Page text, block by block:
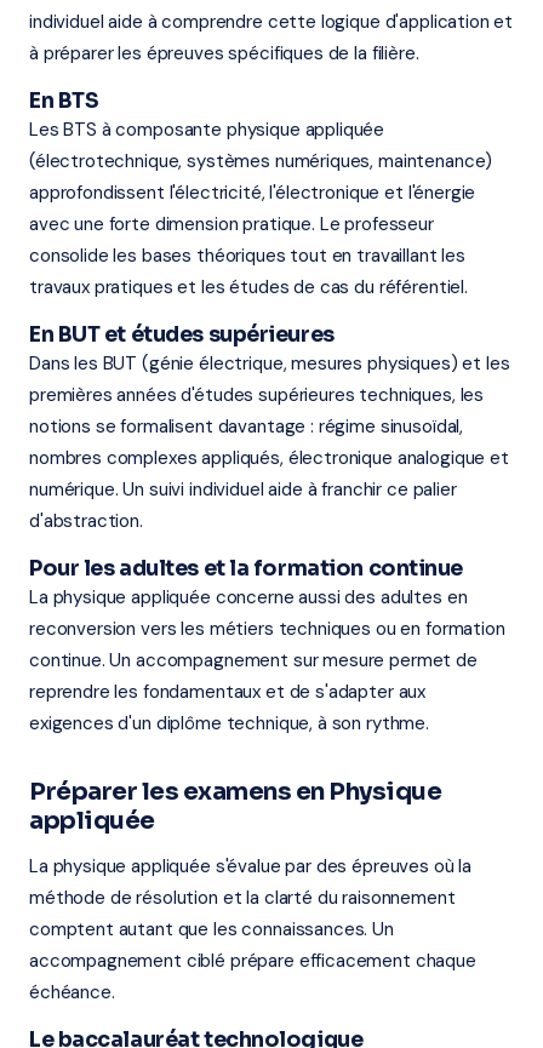
individuel aide à comprendre cette logique d'application et
à préparer les épreuves spécifiques de la filière.
En BTS
Les BTS à composante physique appliquée
(électrotechnique, systèmes numériques, maintenance)
approfondissent l'électricité, l'électronique et l'énergie
avec une forte dimension pratique. Le professeur
consolide les bases théoriques tout en travaillant les
travaux pratiques et les études de cas du référentiel.
En BUT et études supérieures
Dans les BUT (génie électrique, mesures physiques) et les
premières années d'études supérieures techniques, les
notions se formalisent davantage : régime sinusoïdal,
nombres complexes appliqués, électronique analogique et
numérique. Un suivi individuel aide à franchir ce palier
d'abstraction.
Pour les adultes et la formation continue
La physique appliquée concerne aussi des adultes en
reconversion vers les métiers techniques ou en formation
continue. Un accompagnement sur mesure permet de
reprendre les fondamentaux et de s'adapter aux
exigences d'un diplôme technique, à son rythme.
Préparer les examens en Physique
appliquée
La physique appliquée s'évalue par des épreuves où la
méthode de résolution et la clarté du raisonnement
comptent autant que les connaissances. Un
accompagnement ciblé prépare efficacement chaque
échéance.
Le baccalauréat technologique